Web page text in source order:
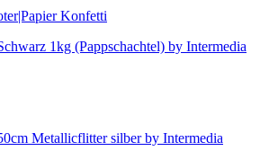
Konfetti
1kg (Pappschachtel) by Intermedia
Metallicflitter silber by Intermedia